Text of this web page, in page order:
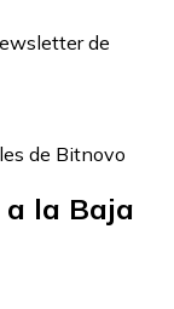
de
de Bitnovo
la Baja